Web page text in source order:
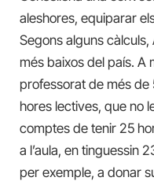
aleshores, equiparar
Segons alguns
més baixos del país. A
professorat de més
hores lectives, que no
comptes de tenir 25
a l’aula, en tinguessin
per exemple, a donar